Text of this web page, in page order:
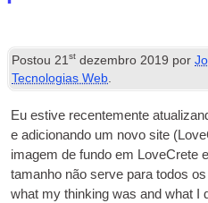
Postou21st dezembro 2019 por
Tecnologias Web.
Eu estive recentemente
e adicionando um novo site
imagem de fundo em LoveCrete
tamanho não serve para todos
what my think­ing was and what I